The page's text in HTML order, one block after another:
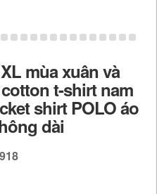
mùa xuân và
t-shirt nam
shirt POLO áo
dài